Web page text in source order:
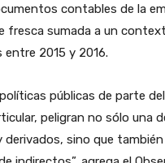
contables de la
fresca sumada a un
2015 y 2016.
públicas de parte
peligran no sólo una
derivados, sino que